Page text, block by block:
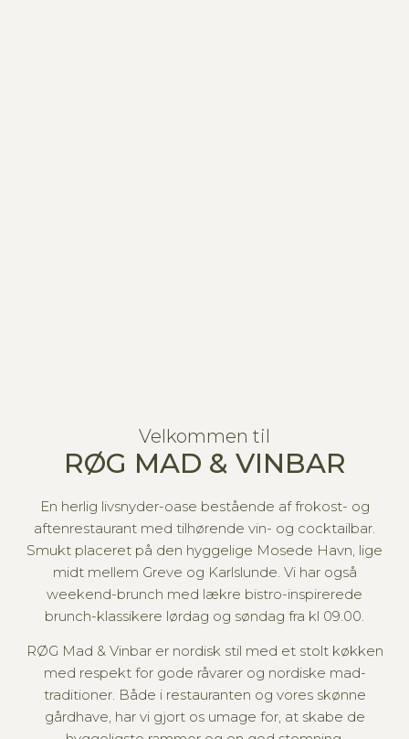
Velkommen til
RØG MAD & VINBAR
En herlig livsnyder-oase bestående af frokost- og
aftenrestaurant med tilhørende vin- og cocktailbar.
Smukt placeret på den hyggelige Mosede Havn, lige
midt mellem Greve og Karlslunde. Vi har også
weekend-brunch med lækre bistro-inspirerede
brunch-klassikere lørdag og søndag fra kl 09.00.
RØG Mad & Vinbar er nordisk stil med et stolt køkken
med respekt for gode råvarer og nordiske mad-
traditioner. Både i restauranten og vores skønne
gårdhave, har vi gjort os umage for, at skabe de